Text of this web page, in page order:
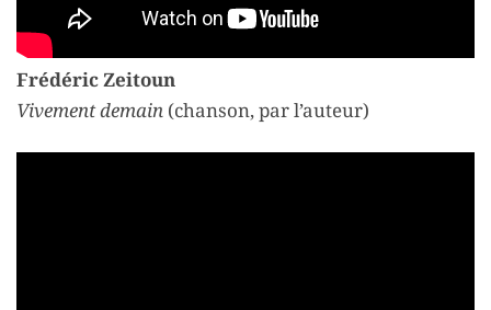
Frédéric Zeitoun
Vivement demain (chanson, par l’auteur)